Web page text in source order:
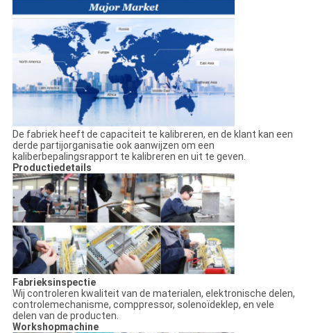
De fabriek heeft de capaciteit te kalibreren, en de klant kan een
derde partijorganisatie ook aanwijzen om een
kaliberbepalingsrapport te kalibreren en uit te geven.
Productiedetails
Fabrieksinspectie
Wij controleren kwaliteit van de materialen, elektronische delen,
controlemechanisme, comppressor, solenoïdeklep, en vele
delen van de producten.
Workshopmachine